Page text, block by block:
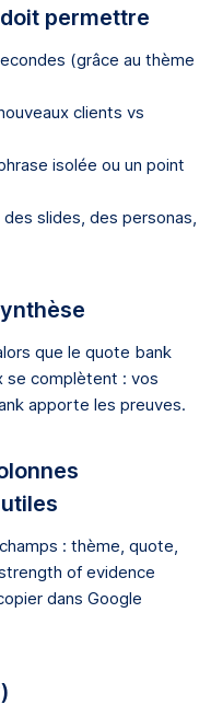
permettre
(grâce au thème
clients vs
isolée ou un point
slides, des personas,
que le quote bank
se complètent : vos
apporte les preuves.
: thème, quote,
of evidence
dans Google